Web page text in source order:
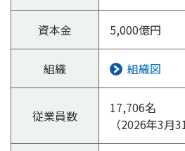
新規登録
ログイン
保険の探し方のポイント
保険かんたん診断
これからのライフイベントで
お金
子育て
ライフプラン
会社概要
財務情報
株主・投資家のみなさまへ
採用情報
CM・オウンドメディア／ソ
株主・投資家のみなさまへ
採用情報
English
資本金 5,000億円
組織 組織図
従業員数
17,706名
（2026年3月